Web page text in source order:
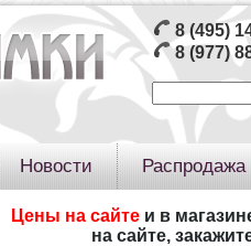
8 (495)
8 (977)
Новости Распродажа
Цены на сайте и в
на сайте,